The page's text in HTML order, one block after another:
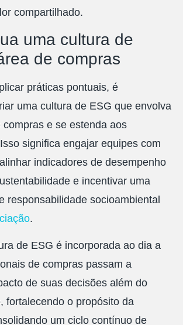
compartilhado.
uma cultura de
de compras
práticas pontuais, é
uma cultura de ESG que envolva
e se estenda aos
significa engajar equipes com
indicadores de desempenho
e incentivar uma
responsabilidade socioambiental
.
de ESG é incorporada ao dia a
de compras passam a
de suas decisões além do
fortalecendo o propósito da
um ciclo contínuo de